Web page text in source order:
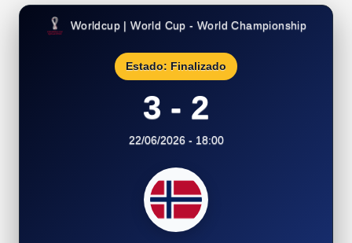
Worldcup | World Cup - World Championship
Estado: Finalizado
3 - 2
22/06/2026 - 18:00